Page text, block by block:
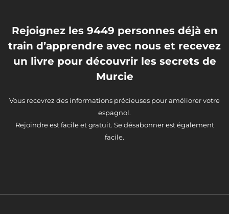
Rejoignez les 9449 personnes déjà en
train d’apprendre avec nous et recevez
un livre pour découvrir les secrets de
Murcie
Vous recevrez des informations précieuses pour améliorer votre
espagnol.
Rejoindre est facile et gratuit. Se désabonner est également
facile.